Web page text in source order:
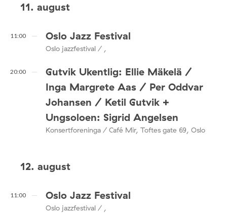
11. august
11:00 Oslo Jazz Festival
Oslo jazzfestival / ,
20:00
Gutvik Ukentlig: Ellie Mäkelä /
Inga Margrete Aas / Per Oddvar
Johansen / Ketil Gutvik +
Ungsoloen: Sigrid Angelsen
Konsertforeninga / Café Mir, Toftes gate 69, Oslo
12. august
11:00 Oslo Jazz Festival
Oslo jazzfestival / ,